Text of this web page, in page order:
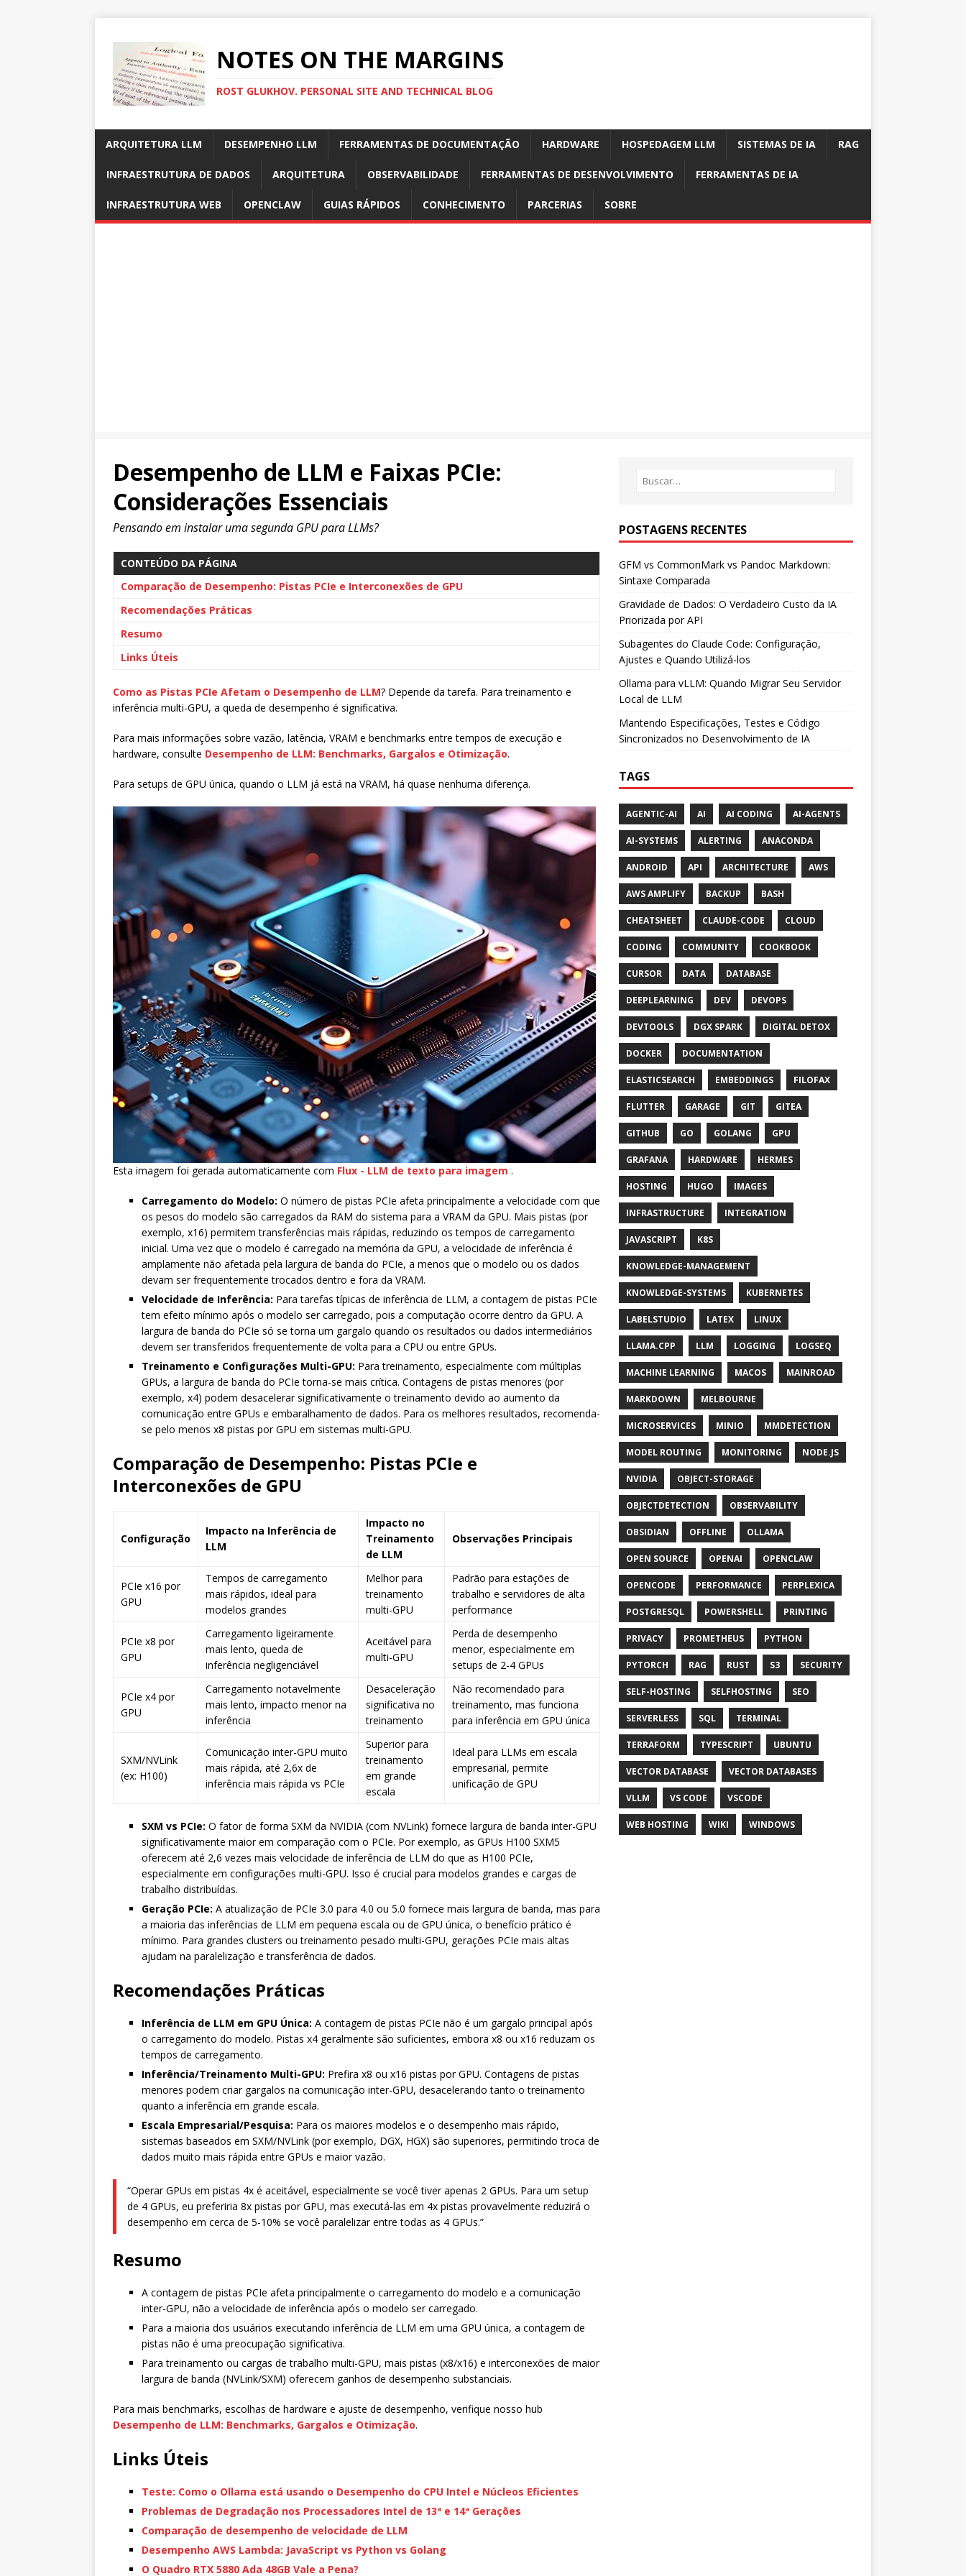
NOTES ON THE MARGINS
ROST GLUKHOV. PERSONAL SITE AND TECHNICAL BLOG
ARQUITETURA LLM DESEMPENHO LLM FERRAMENTAS DE DOCUMENTAÇÃO HARDWARE HOSPEDAGEM LLM SISTEMAS DE IA RAG
INFRAESTRUTURA DE DADOS ARQUITETURA OBSERVABILIDADE FERRAMENTAS DE DESENVOLVIMENTO FERRAMENTAS DE IA
INFRAESTRUTURA WEB OPENCLAW GUIAS RÁPIDOS CONHECIMENTO PARCERIAS SOBRE
Desempenho de LLM e Faixas PCIe:
Considerações Essenciais
Pensando em instalar uma segunda GPU para LLMs?
CONTEÚDO DA PÁGINA
Comparação de Desempenho: Pistas PCIe e Interconexões de GPU
Recomendações Práticas
Resumo
Links Úteis
Como as Pistas PCIe Afetam o Desempenho de LLM? Depende da tarefa. Para treinamento e
inferência multi-GPU, a queda de desempenho é significativa.
Para mais informações sobre vazão, latência, VRAM e benchmarks entre tempos de execução e
hardware, consulte Desempenho de LLM: Benchmarks, Gargalos e Otimização.
Para setups de GPU única, quando o LLM já está na VRAM, há quase nenhuma diferença.
Esta imagem foi gerada automaticamente com Flux - LLM de texto para imagem .
Carregamento do Modelo: O número de pistas PCIe afeta principalmente a velocidade com que
os pesos do modelo são carregados da RAM do sistema para a VRAM da GPU. Mais pistas (por
exemplo, x16) permitem transferências mais rápidas, reduzindo os tempos de carregamento
inicial. Uma vez que o modelo é carregado na memória da GPU, a velocidade de inferência é
amplamente não afetada pela largura de banda do PCIe, a menos que o modelo ou os dados
devam ser frequentemente trocados dentro e fora da VRAM.
Velocidade de Inferência: Para tarefas típicas de inferência de LLM, a contagem de pistas PCIe
tem efeito mínimo após o modelo ser carregado, pois a computação ocorre dentro da GPU. A
largura de banda do PCIe só se torna um gargalo quando os resultados ou dados intermediários
devem ser transferidos frequentemente de volta para a CPU ou entre GPUs.
Treinamento e Configurações Multi-GPU: Para treinamento, especialmente com múltiplas
GPUs, a largura de banda do PCIe torna-se mais crítica. Contagens de pistas menores (por
exemplo, x4) podem desacelerar significativamente o treinamento devido ao aumento da
comunicação entre GPUs e embaralhamento de dados. Para os melhores resultados, recomenda-
se pelo menos x8 pistas por GPU em sistemas multi-GPU.
Comparação de Desempenho: Pistas PCIe e
Interconexões de GPU
Configuração
Impacto na Inferência de
LLM
Impacto no
Treinamento
de LLM
Observações Principais
PCIe x16 por
GPU
Tempos de carregamento
mais rápidos, ideal para
modelos grandes
Melhor para
treinamento
multi-GPU
Padrão para estações de
trabalho e servidores de alta
performance
PCIe x8 por
GPU
Carregamento ligeiramente
mais lento, queda de
inferência negligenciável
Aceitável para
multi-GPU
Perda de desempenho
menor, especialmente em
setups de 2-4 GPUs
PCIe x4 por
GPU
Carregamento notavelmente
mais lento, impacto menor na
inferência
Desaceleração
significativa no
treinamento
Não recomendado para
treinamento, mas funciona
para inferência em GPU única
SXM/NVLink
(ex: H100)
Comunicação inter-GPU muito
mais rápida, até 2,6x de
inferência mais rápida vs PCIe
Superior para
treinamento
em grande
escala
Ideal para LLMs em escala
empresarial, permite
unificação de GPU
SXM vs PCIe: O fator de forma SXM da NVIDIA (com NVLink) fornece largura de banda inter-GPU
significativamente maior em comparação com o PCIe. Por exemplo, as GPUs H100 SXM5
oferecem até 2,6 vezes mais velocidade de inferência de LLM do que as H100 PCIe,
especialmente em configurações multi-GPU. Isso é crucial para modelos grandes e cargas de
trabalho distribuídas.
Geração PCIe: A atualização de PCIe 3.0 para 4.0 ou 5.0 fornece mais largura de banda, mas para
a maioria das inferências de LLM em pequena escala ou de GPU única, o benefício prático é
mínimo. Para grandes clusters ou treinamento pesado multi-GPU, gerações PCIe mais altas
ajudam na paralelização e transferência de dados.
Recomendações Práticas
Inferência de LLM em GPU Única: A contagem de pistas PCIe não é um gargalo principal após
o carregamento do modelo. Pistas x4 geralmente são suficientes, embora x8 ou x16 reduzam os
tempos de carregamento.
Inferência/Treinamento Multi-GPU: Prefira x8 ou x16 pistas por GPU. Contagens de pistas
menores podem criar gargalos na comunicação inter-GPU, desacelerando tanto o treinamento
quanto a inferência em grande escala.
Escala Empresarial/Pesquisa: Para os maiores modelos e o desempenho mais rápido,
sistemas baseados em SXM/NVLink (por exemplo, DGX, HGX) são superiores, permitindo troca de
dados muito mais rápida entre GPUs e maior vazão.
“Operar GPUs em pistas 4x é aceitável, especialmente se você tiver apenas 2 GPUs. Para um setup
de 4 GPUs, eu preferiria 8x pistas por GPU, mas executá-las em 4x pistas provavelmente reduzirá o
desempenho em cerca de 5-10% se você paralelizar entre todas as 4 GPUs.”
Resumo
A contagem de pistas PCIe afeta principalmente o carregamento do modelo e a comunicação
inter-GPU, não a velocidade de inferência após o modelo ser carregado.
Para a maioria dos usuários executando inferência de LLM em uma GPU única, a contagem de
pistas não é uma preocupação significativa.
Para treinamento ou cargas de trabalho multi-GPU, mais pistas (x8/x16) e interconexões de maior
largura de banda (NVLink/SXM) oferecem ganhos de desempenho substanciais.
Para mais benchmarks, escolhas de hardware e ajuste de desempenho, verifique nosso hub
Desempenho de LLM: Benchmarks, Gargalos e Otimização.
Links Úteis
Teste: Como o Ollama está usando o Desempenho do CPU Intel e Núcleos Eficientes
Problemas de Degradação nos Processadores Intel de 13ª e 14ª Gerações
Comparação de desempenho de velocidade de LLM
Desempenho AWS Lambda: JavaScript vs Python vs Golang
O Quadro RTX 5880 Ada 48GB Vale a Pena?
POSTAGENS RECENTES
GFM vs CommonMark vs Pandoc Markdown:
Sintaxe Comparada
Gravidade de Dados: O Verdadeiro Custo da IA
Priorizada por API
Subagentes do Claude Code: Configuração,
Ajustes e Quando Utilizá-los
Ollama para vLLM: Quando Migrar Seu Servidor
Local de LLM
Mantendo Especificações, Testes e Código
Sincronizados no Desenvolvimento de IA
TAGS
AGENTIC-AI AI AI CODING AI-AGENTS
AI-SYSTEMS ALERTING ANACONDA
ANDROID API ARCHITECTURE AWS
AWS AMPLIFY BACKUP BASH
CHEATSHEET CLAUDE-CODE CLOUD
CODING COMMUNITY COOKBOOK
CURSOR DATA DATABASE
DEEPLEARNING DEV DEVOPS
DEVTOOLS DGX SPARK DIGITAL DETOX
DOCKER DOCUMENTATION
ELASTICSEARCH EMBEDDINGS FILOFAX
FLUTTER GARAGE GIT GITEA
GITHUB GO GOLANG GPU
GRAFANA HARDWARE HERMES
HOSTING HUGO IMAGES
INFRASTRUCTURE INTEGRATION
JAVASCRIPT K8S
KNOWLEDGE-MANAGEMENT
KNOWLEDGE-SYSTEMS KUBERNETES
LABELSTUDIO LATEX LINUX
LLAMA.CPP LLM LOGGING LOGSEQ
MACHINE LEARNING MACOS MAINROAD
MARKDOWN MELBOURNE
MICROSERVICES MINIO MMDETECTION
MODEL ROUTING MONITORING NODE.JS
NVIDIA OBJECT-STORAGE
OBJECTDETECTION OBSERVABILITY
OBSIDIAN OFFLINE OLLAMA
OPEN SOURCE OPENAI OPENCLAW
OPENCODE PERFORMANCE PERPLEXICA
POSTGRESQL POWERSHELL PRINTING
PRIVACY PROMETHEUS PYTHON
PYTORCH RAG RUST S3 SECURITY
SELF-HOSTING SELFHOSTING SEO
SERVERLESS SQL TERMINAL
TERRAFORM TYPESCRIPT UBUNTU
VECTOR DATABASE VECTOR DATABASES
VLLM VS CODE VSCODE
WEB HOSTING WIKI WINDOWS